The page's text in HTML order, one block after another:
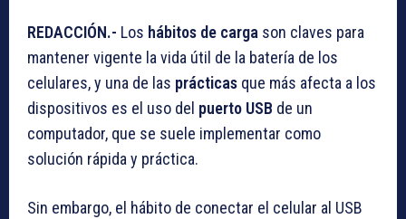
REDACCIÓN.- Los hábitos de carga son claves para
mantener vigente la vida útil de la batería de los
celulares, y una de las prácticas que más afecta a los
dispositivos es el uso del puerto USB de un
computador, que se suele implementar como
solución rápida y práctica.
Sin embargo, el hábito de conectar el celular al USB